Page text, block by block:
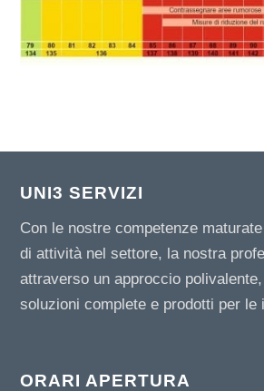
UNI3 SERVIZI
Con le nostre competenze
di attività nel settore, la nostra
attraverso un approccio
soluzioni complete e prodotti per le
ORARI APERTURA